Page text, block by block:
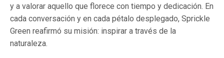
y a valorar aquello que florece con tiempo y dedicación. En
cada conversación y en cada pétalo desplegado, Sprickle
Green reafirmó su misión: inspirar a través de la
naturaleza.